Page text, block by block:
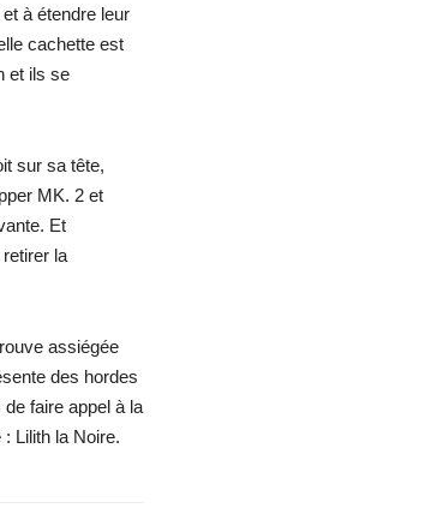
à étendre leur
cachette est
et ils se
sur sa tête,
MK. 2 et
Et
la
assiégée
des hordes
faire appel à la
Lilith la Noire.